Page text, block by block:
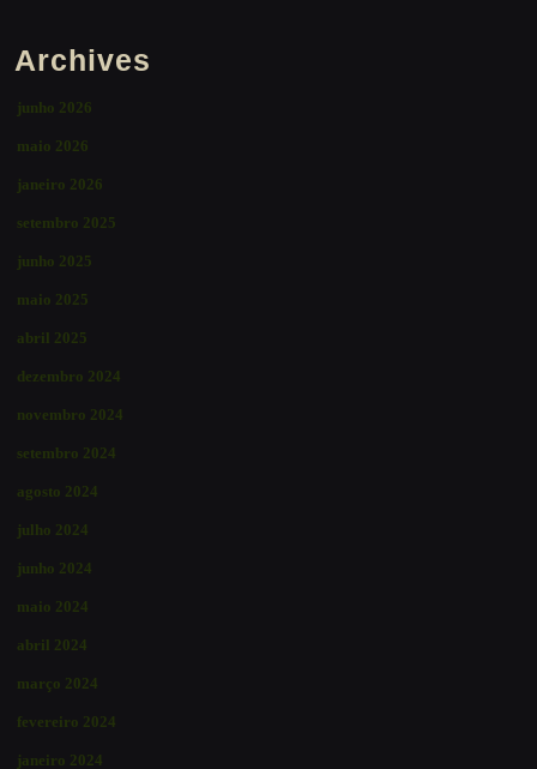
Archives
junho 2026
maio 2026
janeiro 2026
setembro 2025
junho 2025
maio 2025
abril 2025
dezembro 2024
novembro 2024
setembro 2024
agosto 2024
julho 2024
junho 2024
maio 2024
abril 2024
março 2024
fevereiro 2024
janeiro 2024